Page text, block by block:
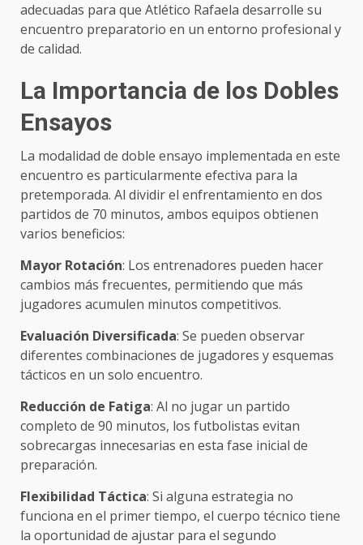
adecuadas para que Atlético Rafaela desarrolle su
encuentro preparatorio en un entorno profesional y
de calidad.
La Importancia de los Dobles
Ensayos
La modalidad de doble ensayo implementada en este
encuentro es particularmente efectiva para la
pretemporada. Al dividir el enfrentamiento en dos
partidos de 70 minutos, ambos equipos obtienen
varios beneficios:
Mayor Rotación: Los entrenadores pueden hacer
cambios más frecuentes, permitiendo que más
jugadores acumulen minutos competitivos.
Evaluación Diversificada: Se pueden observar
diferentes combinaciones de jugadores y esquemas
tácticos en un solo encuentro.
Reducción de Fatiga: Al no jugar un partido
completo de 90 minutos, los futbolistas evitan
sobrecargas innecesarias en esta fase inicial de
preparación.
Flexibilidad Táctica: Si alguna estrategia no
funciona en el primer tiempo, el cuerpo técnico tiene
la oportunidad de ajustar para el segundo